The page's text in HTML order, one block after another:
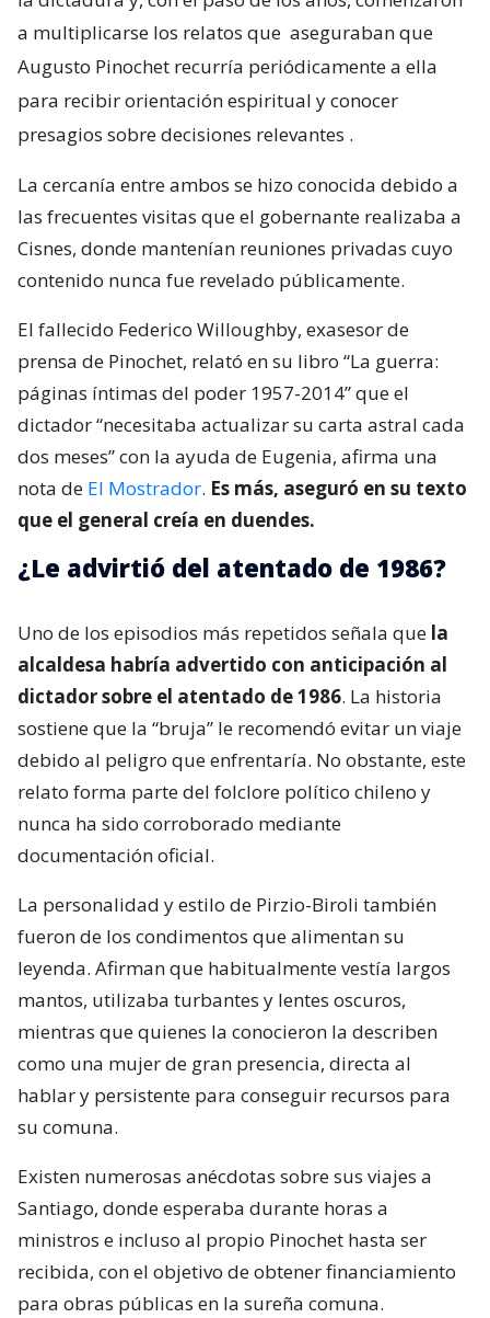
a multiplicarse los relatos que aseguraban que
Augusto Pinochet recurría periódicamente a ella
para recibir orientación espiritual y conocer
presagios sobre decisiones relevantes .
La cercanía entre ambos se hizo conocida debido a
las frecuentes visitas que el gobernante realizaba a
Cisnes, donde mantenían reuniones privadas cuyo
contenido nunca fue revelado públicamente.
El fallecido Federico Willoughby, exasesor de
prensa de Pinochet, relató en su libro “La guerra:
páginas íntimas del poder 1957-2014” que el
dictador “necesitaba actualizar su carta astral cada
dos meses” con la ayuda de Eugenia, afirma una
nota de El Mostrador. Es más, aseguró en su texto
que el general creía en duendes.
¿Le advirtió del atentado de 1986?
Uno de los episodios más repetidos señala que la
alcaldesa habría advertido con anticipación al
dictador sobre el atentado de 1986. La historia
sostiene que la “bruja” le recomendó evitar un viaje
debido al peligro que enfrentaría. No obstante, este
relato forma parte del folclore político chileno y
nunca ha sido corroborado mediante
documentación oficial.
La personalidad y estilo de Pirzio-Biroli también
fueron de los condimentos que alimentan su
leyenda. Afirman que habitualmente vestía largos
mantos, utilizaba turbantes y lentes oscuros,
mientras que quienes la conocieron la describen
como una mujer de gran presencia, directa al
hablar y persistente para conseguir recursos para
su comuna.
Existen numerosas anécdotas sobre sus viajes a
Santiago, donde esperaba durante horas a
ministros e incluso al propio Pinochet hasta ser
recibida, con el objetivo de obtener financiamiento
para obras públicas en la sureña comuna.